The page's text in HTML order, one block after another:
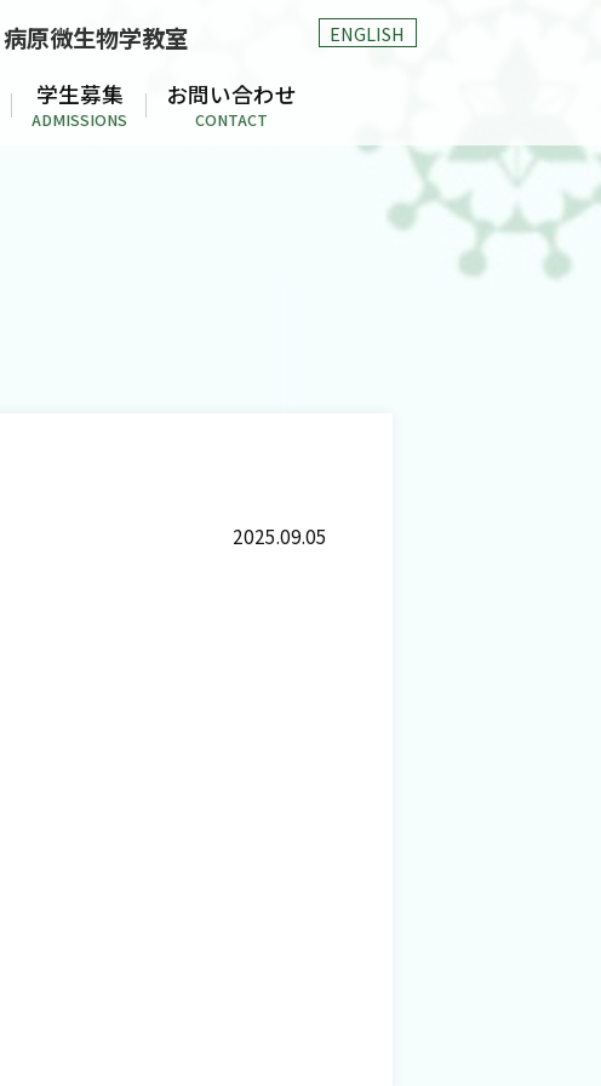
病原微生物学教室 ENGLISH
学生募集
ADMISSIONS
お問い合わせ
CONTACT
2025.09.05